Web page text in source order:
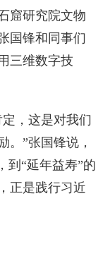
窟研究院文物
国锋和同事们
三维数字技
，这是对我们
。”张国锋说，
到“延年益寿”的
正是践行习近